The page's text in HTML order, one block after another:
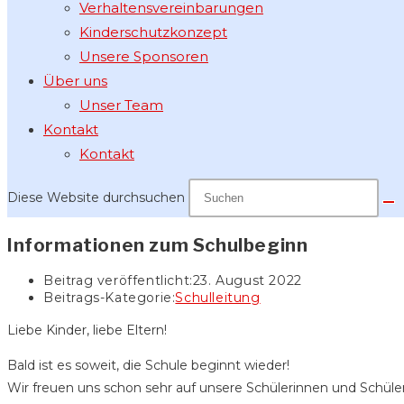
Verhaltensvereinbarungen
Kinderschutzkonzept
Unsere Sponsoren
Über uns
Unser Team
Kontakt
Kontakt
Diese Website durchsuchen
Informationen zum Schulbeginn
Beitrag veröffentlicht:23. August 2022
Beitrags-Kategorie:Schulleitung
Liebe Kinder, liebe Eltern!
Bald ist es soweit, die Schule beginnt wieder!
Wir freuen uns schon sehr auf unsere Schülerinnen und